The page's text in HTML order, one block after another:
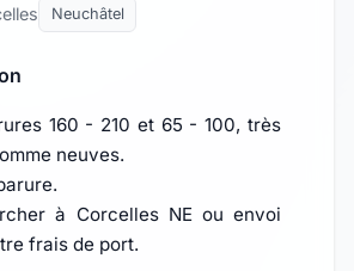
Neuchâtel
160 - 210 et 65 - 100, très
neuves.
à Corcelles NE ou envoi
frais de port.